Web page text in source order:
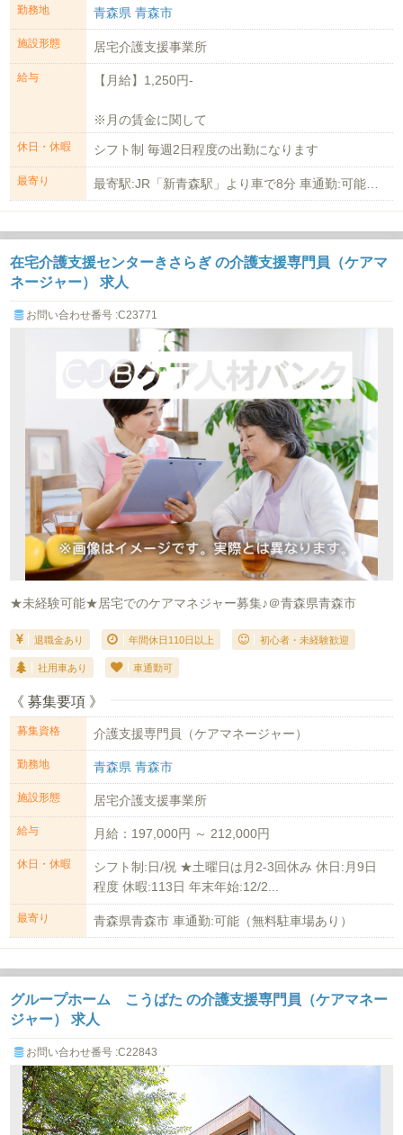
勤務地 青森県 青森市
施設形態 居宅介護支援事業所
給与 【月給】1,250円-
※月の賃金に関して
休日・休暇 シフト制 毎週2日程度の出勤になります
最寄り
在宅介護支援センターきさらぎ の介護支援専門員（ケアマ
ネージャー） 求人
お問い合わせ番号 :C23771
★未経験可能★居宅でのケアマネジャー募集♪＠青森県青森市
退職金あり 年間休日110日以上 初心者・未経験歓迎
社用車あり 車通勤可
《 募集要項 》
募集資格 介護支援専門員（ケアマネージャー）
勤務地 青森県 青森市
施設形態 居宅介護支援事業所
給与 月給：197,000円 ～ 212,000円
休日・休暇
シフト制:日/祝 ★土曜日は月2-3回休み 休日:月9日
程度 休暇:113日 年末年始:12/2...
最寄り 青森県青森市 車通勤:可能（無料駐車場あり）
グループホーム こうばた の介護支援専門員（ケアマネー
ジャー） 求人
お問い合わせ番号 :C22843